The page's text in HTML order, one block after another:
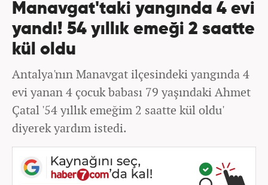
Manavgat'taki yangında 4 evi
yandı! 54 yıllık emeği 2 saatte
kül oldu
Antalya'nın Manavgat ilçesindeki yangında 4
evi yanan 4 çocuk babası 79 yaşındaki Ahmet
Çatal '54 yıllık emeğim 2 saatte kül oldu'
diyerek yardım istedi.